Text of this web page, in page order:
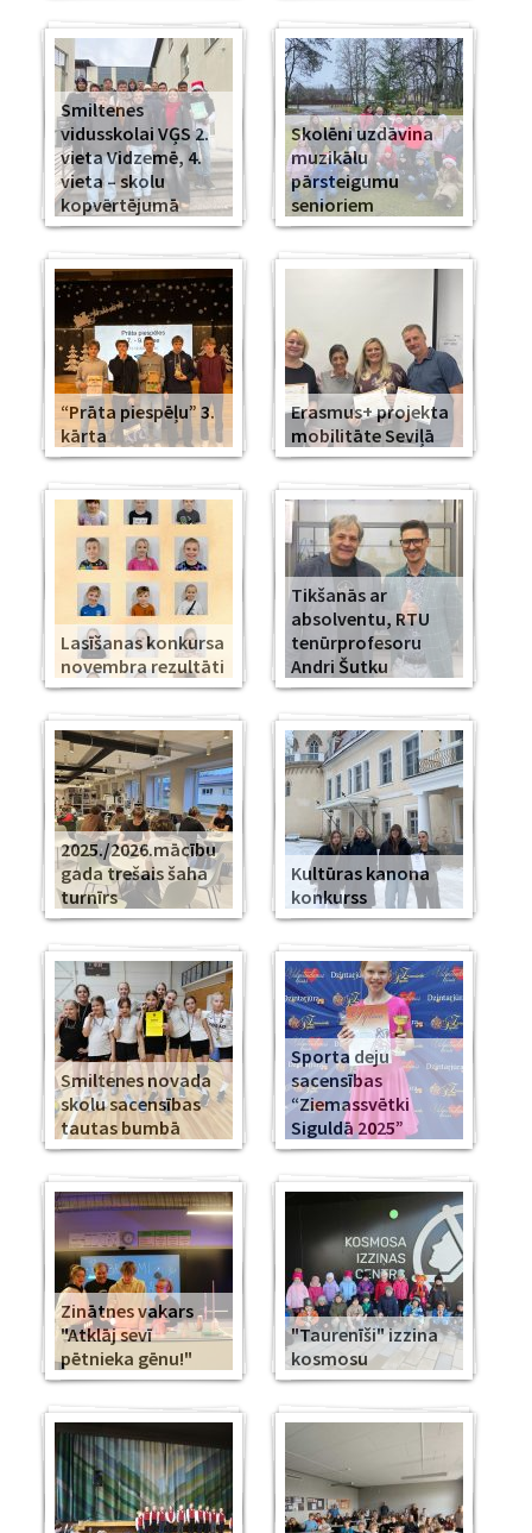
Smiltenes
vidusskolai VĢS 2.
vieta Vidzemē, 4.
vieta – skolu
kopvērtējumā
Skolēni uzdāvina
muzikālu
pārsteigumu
senioriem
“Prāta piespēļu” 3.
kārta
Erasmus+ projekta
mobilitāte Seviļā
Lasīšanas konkursa
novembra rezultāti
Tikšanās ar
absolventu, RTU
tenūrprofesoru
Andri Šutku
2025./2026.mācību
gada trešais šaha
turnīrs
Kultūras kanona
konkurss
Smiltenes novada
skolu sacensības
tautas bumbā
Sporta deju
sacensības
“Ziemassvētki
Siguldā 2025”
Zinātnes vakars
"Atklāj sevī
pētnieka gēnu!"
"Taurenīši" izzina
kosmosu